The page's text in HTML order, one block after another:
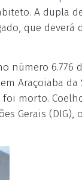
A dupla
que deverá
6.776
Araçoiaba da
morto.
Gerais (DIG),